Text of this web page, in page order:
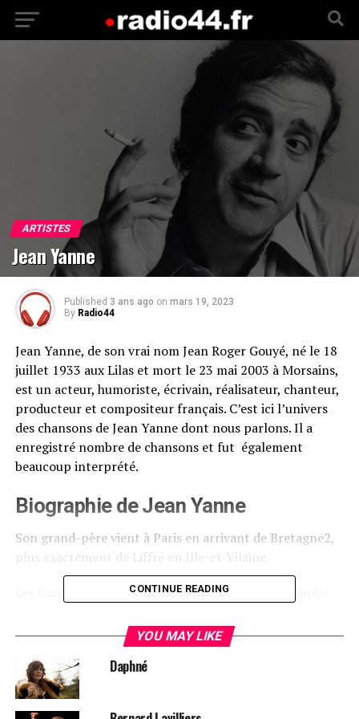
ARTISTES
Jean Yanne
Published 3 ans ago on mars 19, 2023
By Radio44
Jean Yanne, de son vrai nom Jean Roger Gouyé, né le 18
juillet 1933 aux Lilas et mort le 23 mai 2003 à Morsains,
est un acteur, humoriste, écrivain, réalisateur, chanteur,
producteur et compositeur français. C’est ici l’univers
des chansons de Jean Yanne dont nous parlons. Il a
enregistré nombre de chansons et fut également
beaucoup interprété.
Biographie de Jean Yanne
Son grand-père vient à Paris en arrivant de Bretagne2,
plus exactement de Liffré en Ille-et-Vilaine.
Les Gouyé, Gouyet, Gouyer sont à l’origine une famille
Mayenne. À l’origine, gouyé veut dire « petite mare ».
Jean Gouyé est le deuxième garçon d’André Gouyé,
ouvrier-lithographe avant la Seconde Guerre mondiale,
puis ébéniste auprès de son frère en 1945. Sa mère,
CONTINUE READING
YOU MAY LIKE
Daphné